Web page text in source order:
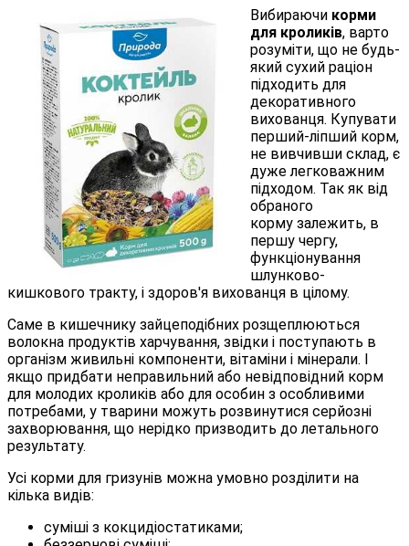
Вибираючи корми
для кроликів, варто
розуміти, що не будь-
який сухий раціон
підходить для
декоративного
вихованця. Купувати
перший-ліпший корм,
не вивчивши склад, є
дуже легковажним
підходом. Так як від
обраного
корму залежить, в
першу чергу,
функціонування
шлунково-
кишкового тракту, і здоров'я вихованця в цілому.
Саме в кишечнику зайцеподібних розщеплюються
волокна продуктів харчування, звідки і поступають в
організм живильні компоненти, вітаміни і мінерали. І
якщо придбати неправильний або невідповідний корм
для молодих кроликів або для особин з особливими
потребами, у тварини можуть розвинутися серйозні
захворювання, що нерідко призводить до летального
результату.
Усі корми для гризунів можна умовно розділити на
кілька видів:
суміші з кокцидіостатиками;